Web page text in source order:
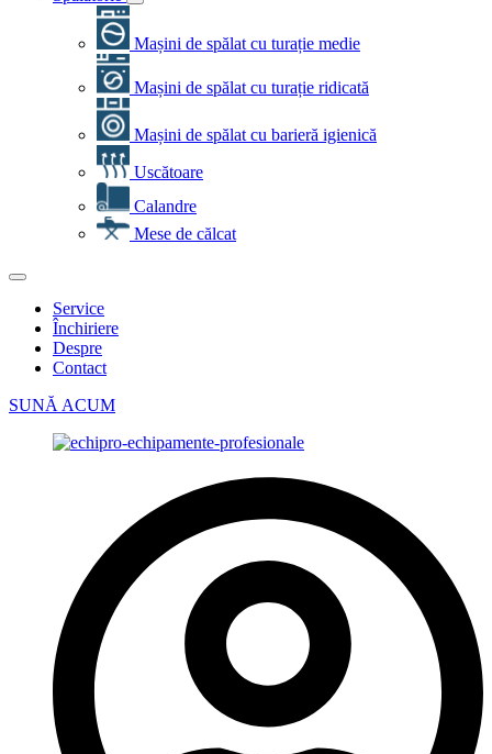
Mașini de spălat cu turație medie
Mașini de spălat cu turație ridicată
Mașini de spălat cu barieră igienică
Uscătoare
Calandre
Mese de călcat
Service
Închiriere
Despre
Contact
SUNĂ ACUM